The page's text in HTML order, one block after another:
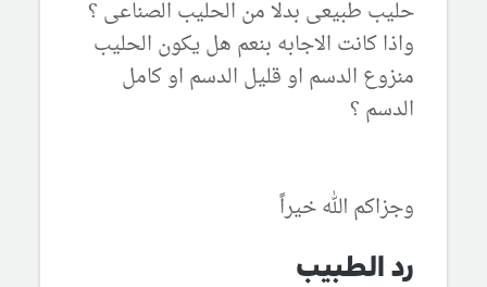
حليب طبيعى بدلا من الحليب الصناعى ؟
واذا كانت الاجابه بنعم هل يكون الحليب
منزوع الدسم او قليل الدسم او كامل
الدسم ؟
وجزاكم الله خيراً
رد الطبيب